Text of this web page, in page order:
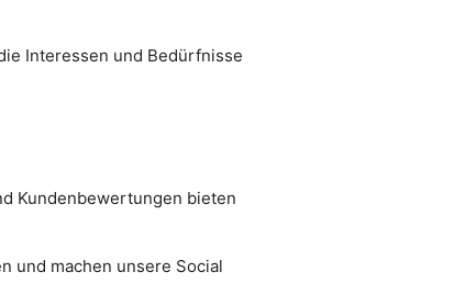
Interessen und Bedürfnisse
Kundenbewertungen bieten
und machen unsere Social